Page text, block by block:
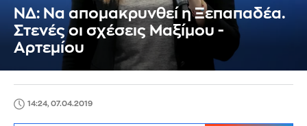
ΝΔ: Να απομακρυνθεί η Ξεπαπαδέα.
Στενές οι σχέσεις Μαξίμου -
Αρτεμίου
14:24, 07.04.2019